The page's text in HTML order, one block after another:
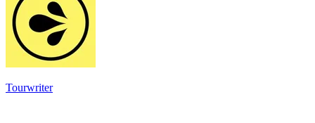
Tourwriter